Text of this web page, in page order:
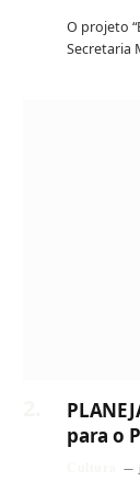
O projeto
Secretaria
para o